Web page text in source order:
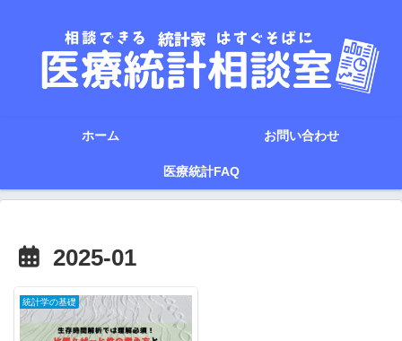
ホーム お問い合わせ
医療統計FAQ
2025-01
統計学の基礎